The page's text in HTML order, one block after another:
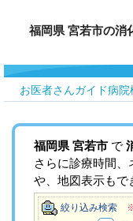
福岡県 宮若市の消
お医者さんガイド病
福岡県 宮若市 で
さらに診療時間
や、地図表示もで
絞り込み検索